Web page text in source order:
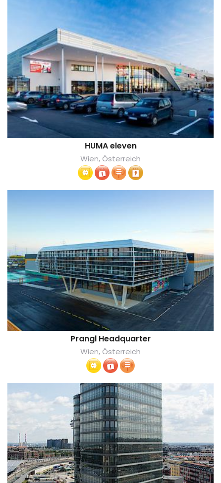
HUMA eleven
Wien, Österreich
Prangl Headquarter
Wien, Österreich